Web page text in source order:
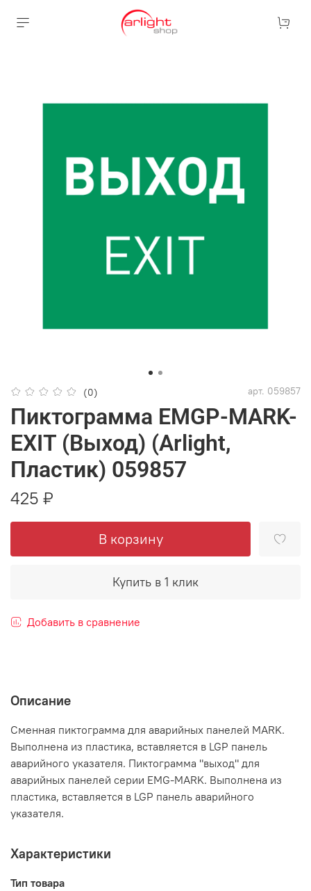
(0) арт. 059857
Пиктограмма EMGP-MARK-
EXIT (Выход) (Arlight,
Пластик) 059857
425 ₽
В корзину
Купить в 1 клик
Добавить в сравнение
Описание
Сменная пиктограмма для аварийных панелей MARK.
Выполнена из пластика, вставляется в LGP панель
аварийного указателя. Пиктограмма "выход" для
аварийных панелей серии EMG-MARK. Выполнена из
пластика, вставляется в LGP панель аварийного
указателя.
Характеристики
Тип товара